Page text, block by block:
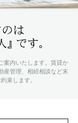
内いたします。 賃貸か
産管理、相続相談など末
束します。